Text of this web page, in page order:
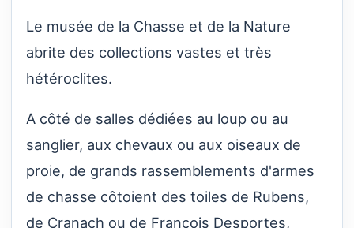
Le musée de la Chasse et de la Nature
abrite des collections vastes et très
hétéroclites.
A côté de salles dédiées au loup ou au
sanglier, aux chevaux ou aux oiseaux de
proie, de grands rassemblements d'armes
de chasse côtoient des toiles de Rubens,
de Cranach ou de François Desportes,